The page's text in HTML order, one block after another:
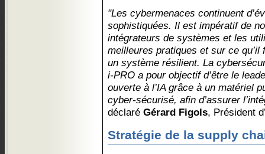
"Les cybermenaces continuent
sophistiquées. Il est impératif de
intégrateurs de systèmes et les
meilleures pratiques et sur ce
un système résilient. La
i-PRO a pour objectif d’être le
ouverte à l’IA grâce à un matériel
cyber-sécurisé, afin d’assurer
déclaré Gérard Figols, Président
Stratégie de la supply